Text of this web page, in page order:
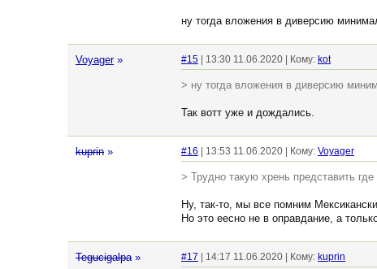
ну тогда вложения в диверсию
Voyager » #15 | 13:30 11.06.2020 | Кому: kot
> ну тогда вложения в диверсию
Так вотт уже и дождались.
kuprin » #16 | 13:53 11.06.2020 | Кому: Voyager
> Трудно такую хрень представить где
Ну, так-то, мы все помним
Но это еесно не в оправдание, а
Tegucigalpa » #17 | 14:17 11.06.2020 | Кому: kuprin